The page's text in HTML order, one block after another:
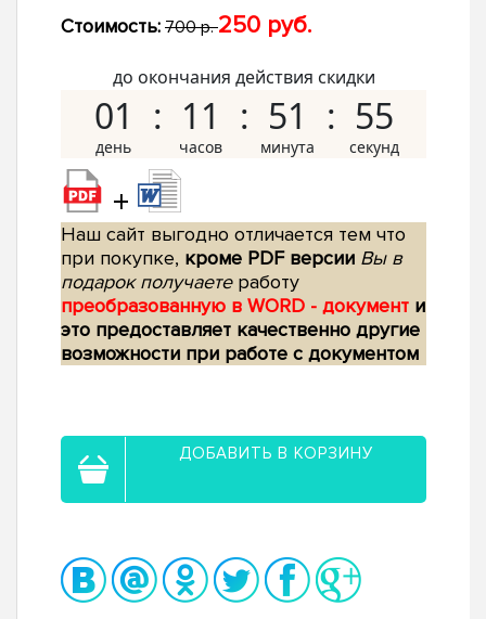
Стоимость: 700 р.250 руб.
до окончания действия скидки
01 11 51 55
+
Наш сайт выгодно отличается тем что
при покупке, кроме PDF версии Вы в
подарок получаетеработу
преобразованную в WORD - документ и
это предоставляет качественно другие
возможности при работе с документом
ДОБАВИТЬ В КОРЗИНУ